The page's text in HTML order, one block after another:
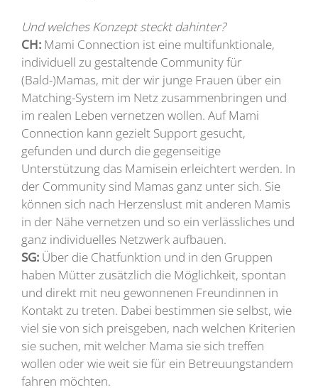
Und welches Konzept steckt dahinter?
CH: Mami Connection ist eine multifunktionale,
individuell zu gestaltende Community für
(Bald-)Mamas, mit der wir junge Frauen über ein
Matching-System im Netz zusammenbringen und
im realen Leben vernetzen wollen. Auf Mami
Connection kann gezielt Support gesucht,
gefunden und durch die gegenseitige
Unterstützung das Mamisein erleichtert werden. In
der Community sind Mamas ganz unter sich. Sie
können sich nach Herzenslust mit anderen Mamis
in der Nähe vernetzen und so ein verlässliches und
ganz individuelles Netzwerk aufbauen.
SG: Über die Chatfunktion und in den Gruppen
haben Mütter zusätzlich die Möglichkeit, spontan
und direkt mit neu gewonnenen Freundinnen in
Kontakt zu treten. Dabei bestimmen sie selbst, wie
viel sie von sich preisgeben, nach welchen Kriterien
sie suchen, mit welcher Mama sie sich treffen
wollen oder wie weit sie für ein Betreuungstandem
fahren möchten.